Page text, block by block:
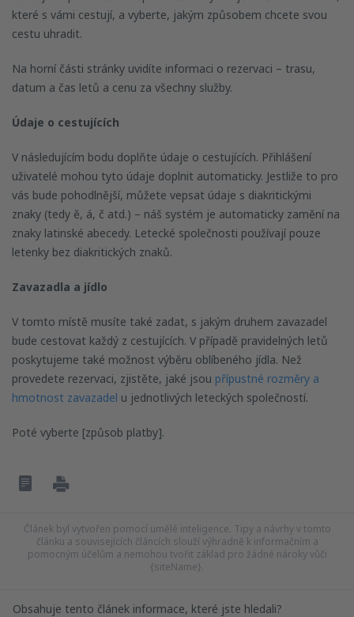
které s vámi cestují, a vyberte, jakým způsobem chcete svou
cestu uhradit.
Na horní části stránky uvidíte informaci o rezervaci – trasu,
datum a čas letů a cenu za všechny služby.
Údaje o cestujících
V následujícím bodu doplňte údaje o cestujících. Přihlášení
uživatelé mohou tyto údaje doplnit automaticky. Jestliže to pro
vás bude pohodlnější, můžete vepsat údaje s diakritickými
znaky (tedy ě, á, č atd.) – náš systém je automaticky zamění na
znaky latinské abecedy. Letecké společnosti používají pouze
letenky bez diakritických znaků.
Zavazadla a jídlo
V tomto místě musíte také zadat, s jakým druhem zavazadel
bude cestovat každý z cestujících. V případě pravidelných letů
poskytujeme také možnost výběru oblíbeného jídla. Než
provedete rezervaci, zjistěte, jaké jsou přípustné rozměry a
hmotnost zavazadel u jednotlivých leteckých společností.
Poté vyberte [způsob platby].
Článek byl vytvořen pomocí umělé inteligence. Tipy a návrhy v tomto
článku a souvisejících článcích slouží výhradně k informačním a
pomocným účelům a nemohou tvořit základ pro žádné nároky vůči
{siteName}.
Obsahuje tento článek informace, které jste hledali?